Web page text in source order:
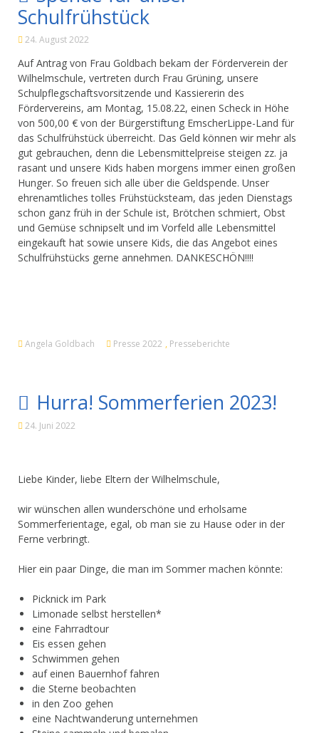
Schulfrühstück
24. August 2022
Auf Antrag von Frau Goldbach bekam der Förderverein der
Wilhelmschule, vertreten durch Frau Grüning, unsere
Schulpflegschaftsvorsitzende und Kassiererin des
Fördervereins, am Montag, 15.08.22, einen Scheck in Höhe
von 500,00 € von der Bürgerstiftung EmscherLippe-Land für
das Schulfrühstück überreicht. Das Geld können wir mehr als
gut gebrauchen, denn die Lebensmittelpreise steigen zz. ja
rasant und unsere Kids haben morgens immer einen großen
Hunger. So freuen sich alle über die Geldspende. Unser
ehrenamtliches tolles Frühstücksteam, das jeden Dienstags
schon ganz früh in der Schule ist, Brötchen schmiert, Obst
und Gemüse schnipselt und im Vorfeld alle Lebensmittel
eingekauft hat sowie unsere Kids, die das Angebot eines
Schulfrühstücks gerne annehmen. DANKESCHÖN!!!!
Angela Goldbach Presse 2022 , Presseberichte
Hurra! Sommerferien 2023!
24. Juni 2022
Liebe Kinder, liebe Eltern der Wilhelmschule,
wir wünschen allen wunderschöne und erholsame
Sommerferientage, egal, ob man sie zu Hause oder in der
Ferne verbringt.
Hier ein paar Dinge, die man im Sommer machen könnte:
Picknick im Park
Limonade selbst herstellen*
eine Fahrradtour
Eis essen gehen
Schwimmen gehen
auf einen Bauernhof fahren
die Sterne beobachten
in den Zoo gehen
eine Nachtwanderung unternehmen